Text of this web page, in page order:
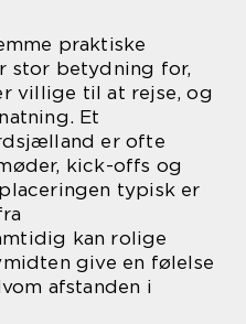
praktiske
stor betydning for,
villige til at rejse, og
Et
er ofte
kick-offs og
typisk er
kan rolige
give en følelse
afstanden i